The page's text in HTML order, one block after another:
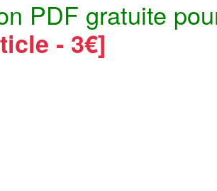
PDF gratuite
- 3€]